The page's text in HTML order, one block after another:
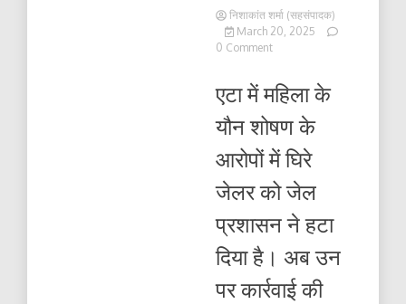
निशाकांत शर्मा (सहसंपादक)
March 20, 2025
0 Commenton
यौन
के
आरोपों
में
घिरे
जेलर
जेल
दिया
एटा में महिला के
यौन शोषण के
आरोपों में घिरे
जेलर को जेल
प्रशासन ने हटा
दिया है। अब उन
पर कार्रवाई की